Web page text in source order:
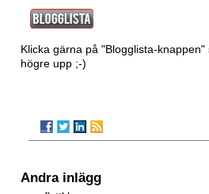
Klicka gärna på "Blogglista-
högre upp ;-)
Andra inlägg